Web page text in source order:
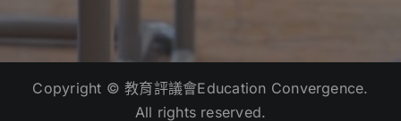
Copyright © 教育評議會Education Convergence.
All rights reserved.